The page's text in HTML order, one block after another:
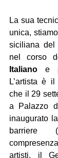
La sua
unica,
siciliana del
nel corso
Italiano e
L’artista è il
che il 29
a Palazzo
inaugurato
barriere
artisti, il